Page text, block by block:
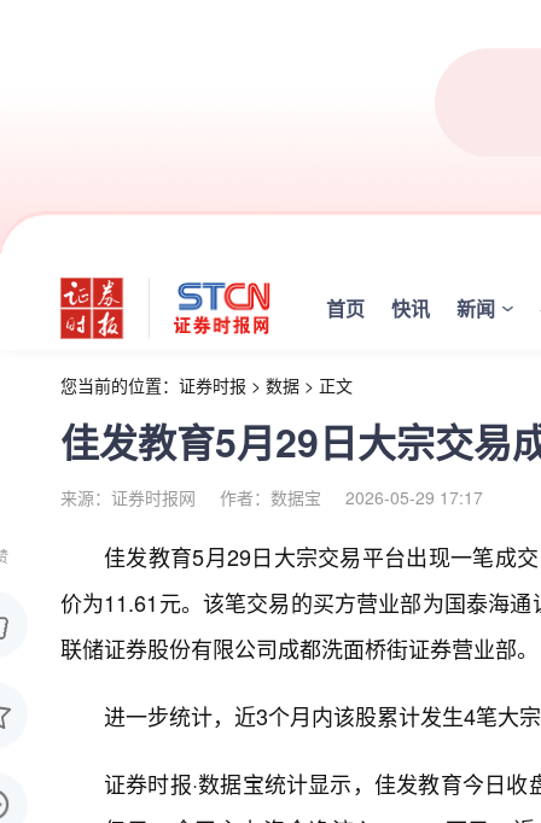
首页 快讯 新闻
您当前的位置： 证券时报 > 数据 > 正文
佳发教育5月29日大宗交易
来源：证券时报网 作者：数据宝 2026-05-29 17:17
佳发教育5月29日大宗交易平台出现一笔成
价为11.61元。该笔交易的买方营业部为国泰海
联储证券股份有限公司成都洗面桥街证券营业部。
进一步统计，近3个月内该股累计发生4笔大
证券时报·数据宝统计显示，佳发教育今日